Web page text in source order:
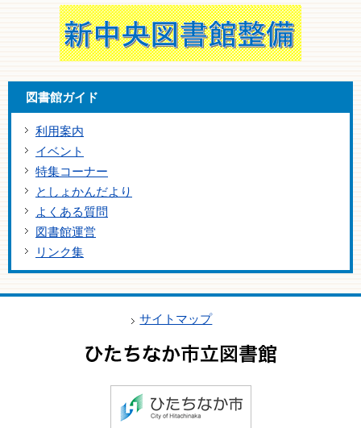
図書館ガイド
利用案内
イベント
特集コーナー
としょかんだより
よくある質問
図書館運営
リンク集
サイトマップ